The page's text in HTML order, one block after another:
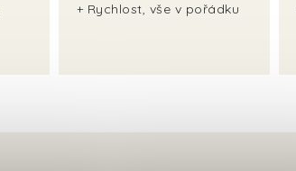
+ Rychlost, vše v pořádku